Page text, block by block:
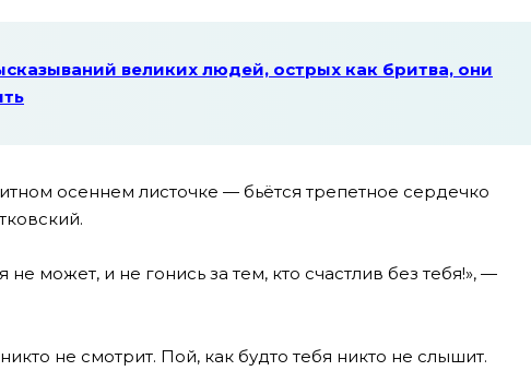
великих людей, острых как бритва, они
осеннем листочке — бьётся трепетное сердечко
не может, и не гонись за тем, кто счастлив без тебя!», —
не смотрит. Пой, как будто тебя никто не слышит.